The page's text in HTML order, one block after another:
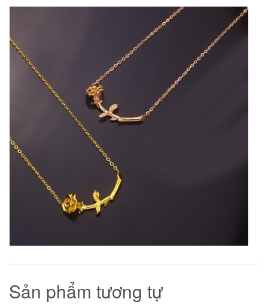
Sản phẩm tương tự